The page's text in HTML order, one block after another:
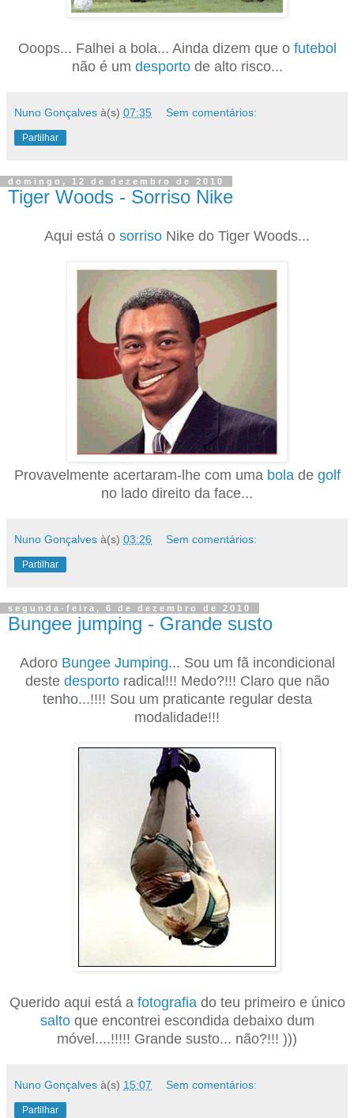
Ooops... Falhei a bola... Ainda dizem que o futebol
não é um desportode alto risco...
Nuno Gonçalves à(s) 07:35 Sem comentários:
Partilhar
domingo, 12 de dezembro de 2010
Tiger Woods - Sorriso Nike
Aqui está o sorriso Nike do Tiger Woods...
Provavelmente acertaram-lhe com uma bolade golf
no lado direito da face...
Nuno Gonçalves à(s) 03:26 Sem comentários:
Partilhar
segunda-feira, 6 de dezembro de 2010
Bungee jumping - Grande susto
Adoro Bungee Jumping... Sou um fã incondicional
deste desportoradical!!! Medo?!!! Claro que não
tenho...!!!! Sou um praticante regular desta
modalidade!!!
Querido aqui está a fotografia do teu primeiro e único
saltoque encontrei escondida debaixo dum
móvel....!!!!! Grande susto... não?!!! )))
Nuno Gonçalves à(s) 15:07 Sem comentários:
Partilhar